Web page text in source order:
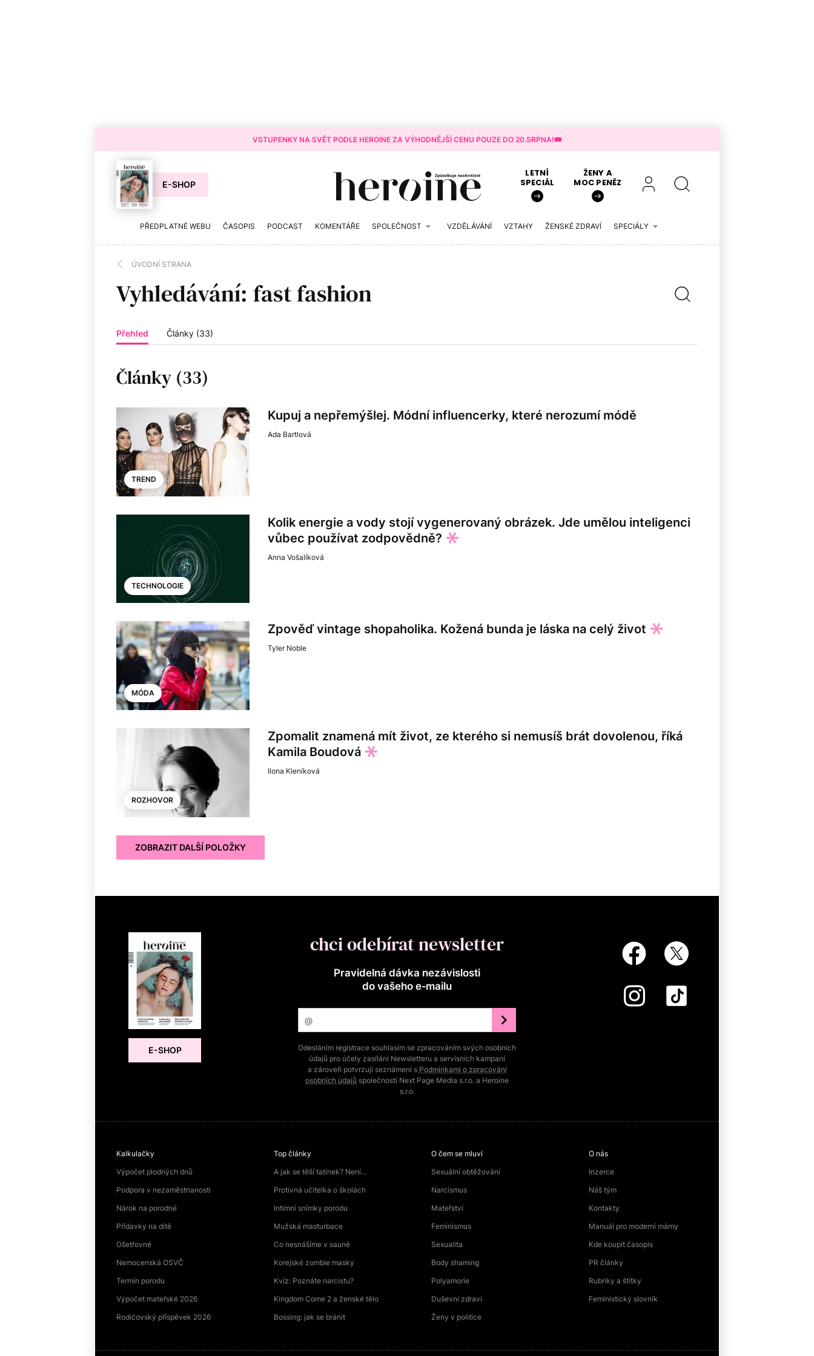
VSTUPENKY NA SVĚT PODLE HEROINE ZA VÝHODNĚJŠÍ CENU POUZE DO 20.SRPNA!🎟️
E-SHOP
LETNÍ
SPECIÁL
ŽENY A
MOC PENĚZ
PŘEDPLATNÉ WEBU ČASOPIS PODCAST KOMENTÁŘE SPOLEČNOST VZDĚLÁVÁNÍ VZTAHY ŽENSKÉ ZDRAVÍ SPECIÁLY
ÚVODNÍ STRANA
Vyhledávání:
Přehled Články (33)
Články (33)
TREND
Kupuj a nepřemýšlej. Módní influencerky, které nerozumí módě
Ada Bartlová
TECHNOLOGIE
Kolik energie a vody stojí vygenerovaný obrázek. Jde umělou inteligenci
vůbec používat zodpovědně?
Anna Vošalíková
MÓDA
Zpověď vintage shopaholika. Kožená bunda je láska na celý život
Tyler Noble
ROZHOVOR
Zpomalit znamená mít život, ze kterého si nemusíš brát dovolenou, říká
Kamila Boudová
Ilona Kleníková
ZOBRAZIT DALŠÍ POLOŽKY
E-SHOP
chci odebírat newsletter
Pravidelná dávka nezávislosti
do vašeho e‑mailu
Odesláním registrace souhlasím se zpracováním svých osobních
údajů pro účely zasílání Newsletteru a servisních kampaní
a zároveň potvrzuji seznámení s Podmínkami o zpracování
osobních údajů společností Next Page Media s.r.o. a Heroine
s.r.o.
Kalkulačky
Výpočet plodných dnů
Podpora v nezaměstnanosti
Nárok na porodné
Přídavky na dítě
Ošetřovné
Nemocenská OSVČ
Termín porodu
Výpočet mateřské 2026
Rodičovský příspěvek 2026
Top články
A jak se těší tatínek? Není…
Protivná učitelka o školách
Intimní snímky porodu
Mužská masturbace
Co nesnášíme v sauně
Korejské zombie masky
Kvíz: Poznáte narcistu?
Kingdom Come 2 a ženské tělo
Bossing: jak se bránit
O čem se mluví
Sexuální obtěžování
Narcismus
Mateřství
Feminismus
Sexualita
Body shaming
Polyamorie
Duševní zdraví
Ženy v politice
O nás
Inzerce
Náš tým
Kontakty
Manuál pro moderní mámy
Kde koupit časopis
PR články
Rubriky a štítky
Feministický slovník